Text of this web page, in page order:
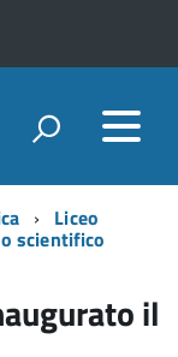
Liceo
scientifico
il